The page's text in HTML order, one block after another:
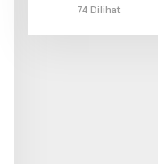
Nias
74 Dilihat